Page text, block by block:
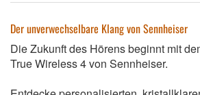
Der unverwechselbare Klang von Sennheiser
Die Zukunft des Hörens beginnt mit
True Wireless 4 von Sennheiser.